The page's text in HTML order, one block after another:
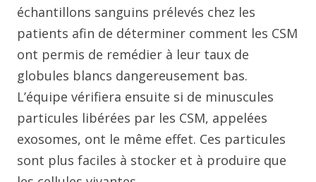
échantillons sanguins prélevés chez les
patients afin de déterminer comment les CSM
ont permis de remédier à leur taux de
globules blancs dangereusement bas.
L’équipe vérifiera ensuite si de minuscules
particules libérées par les CSM, appelées
exosomes, ont le même effet. Ces particules
sont plus faciles à stocker et à produire que